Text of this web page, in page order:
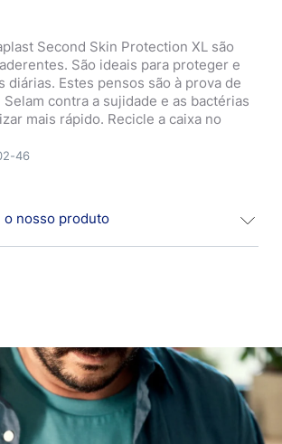
Second Skin Protection XL são
São ideais para proteger e
diárias. Estes pensos são à prova de
contra a sujidade e as bactérias
mais rápido. Recicle a caixa no
46
o nosso produto
um ambiente ideal para uma
rápida. Experimente uma proteção
fixação extra forte, que dura vários
conforto em caso de feridas leves. Os
com látex de borracha natural
ativo. Instruções: Leia o folheto